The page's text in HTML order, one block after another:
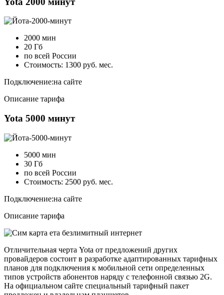
2000 мин
20 Гб
по всей России
Стоимость: 1300 руб. мес.
Подключение:на сайте
Описание тарифа
Yota 5000 минут
5000 мин
30 Гб
по всей России
Стоимость: 2500 руб. мес.
Подключение:на сайте
Описание тарифа
Отличительная черта Yota от предложений других
провайдеров состоит в разработке адаптированных тарифных
планов для подключения к мобильной сети определенных
типов устройств абонентов наряду с телефонной связью 2G.
На официальном сайте специальный тарифный пакет